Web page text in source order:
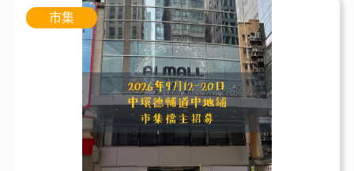
市集